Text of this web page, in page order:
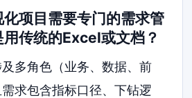
项目需要专门的需求管
传统的Excel或文档？
多角色（业务、数据、前
求包含指标口径、下钻逻